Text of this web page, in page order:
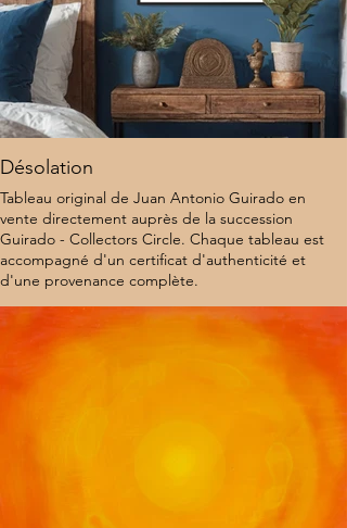
Désolation
Tableau original de Juan Antonio Guirado en
vente directement auprès de la succession
Guirado - Collectors Circle. Chaque tableau est
accompagné d'un certificat d'authenticité et
d'une provenance complète.